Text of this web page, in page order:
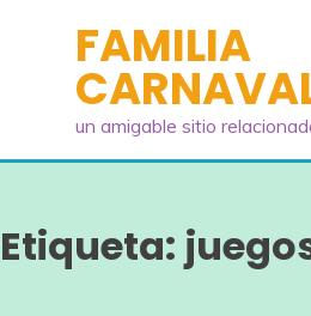
contenidoFAMILIA
un amigable sitio
Etiqueta: